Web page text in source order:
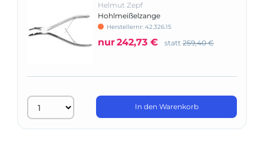
Helmut Zepf
Hohlmeißelzange
Herstellernr: 42.326.15
nur242,73 € statt 259,40 €
In den Warenkorb